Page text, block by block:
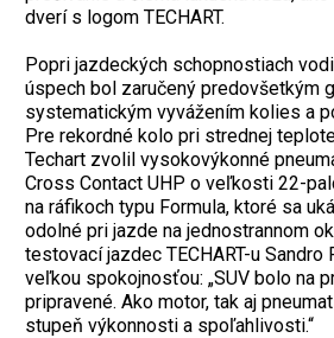
dverí s logom TECHART.
Popri jazdeckých schopnostiach
úspech bol zaručený predovšetkým
systematickým vyvážením kolies a
Pre rekordné kolo pri strednej
Techart zvolil vysokovýkonné
Cross Contact UHP o veľkosti 22-
na ráfikoch typu Formula, ktoré sa
odolné pri jazde na jednostrannom
testovací jazdec TECHART-u Sandro
veľkou spokojnosťou: „SUV bolo na
pripravené. Ako motor, tak aj
stupeň výkonnosti a spoľahlivosti.“